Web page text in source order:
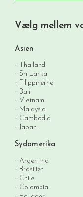
Vælg mellem
Asien
Thailand
Sri Lanka
Filippinerne
Bali
Vietnam
Malaysia
Cambodia
Japan
Sydamerika
Argentina
Brasilien
Chile
Colombia